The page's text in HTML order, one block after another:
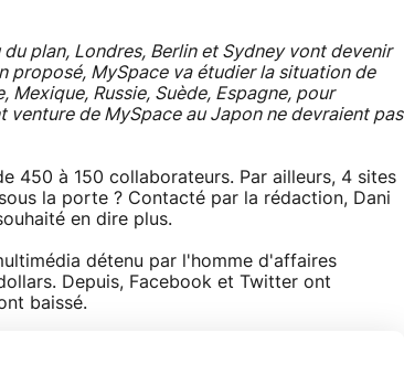
du plan, Londres, Berlin et Sydney vont devenir
proposé, MySpace va étudier la situation de
Mexique, Russie, Suède, Espagne, pour
de MySpace au Japon ne devraient pas
450 à 150 collaborateurs. Par ailleurs, 4 sites
la porte ? Contacté par la rédaction, Dani
en dire plus.
détenu par l'homme d'affaires
Depuis, Facebook et Twitter ont
baissé.